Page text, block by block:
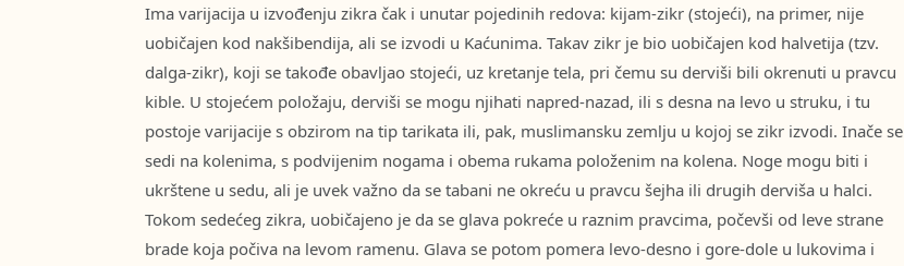
Ima varijacija u izvođenju zikra čak i unutar pojedinih redova: kijam-zikr (stojeći), na primer, nije
uobičajen kod nakšibendija, ali se izvodi u Kaćunima. Takav zikr je bio uobičajen kod halvetija (tzv.
dalga-zikr), koji se takođe obavljao stojeći, uz kretanje tela, pri čemu su derviši bili okrenuti u pravcu
kible. U stojećem položaju, derviši se mogu njihati napred-nazad, ili s desna na levo u struku, i tu
postoje varijacije s obzirom na tip tarikata ili, pak, muslimansku zemlju u kojoj se zikr izvodi. Inače se
sedi na kolenima, s podvijenim nogama i obema rukama položenim na kolena. Noge mogu biti i
ukrštene u sedu, ali je uvek važno da se tabani ne okreću u pravcu šejha ili drugih derviša u halci.
Tokom sedećeg zikra, uobičajeno je da se glava pokreće u raznim pravcima, počevši od leve strane
brade koja počiva na levom ramenu. Glava se potom pomera levo-desno i gore-dole u lukovima i